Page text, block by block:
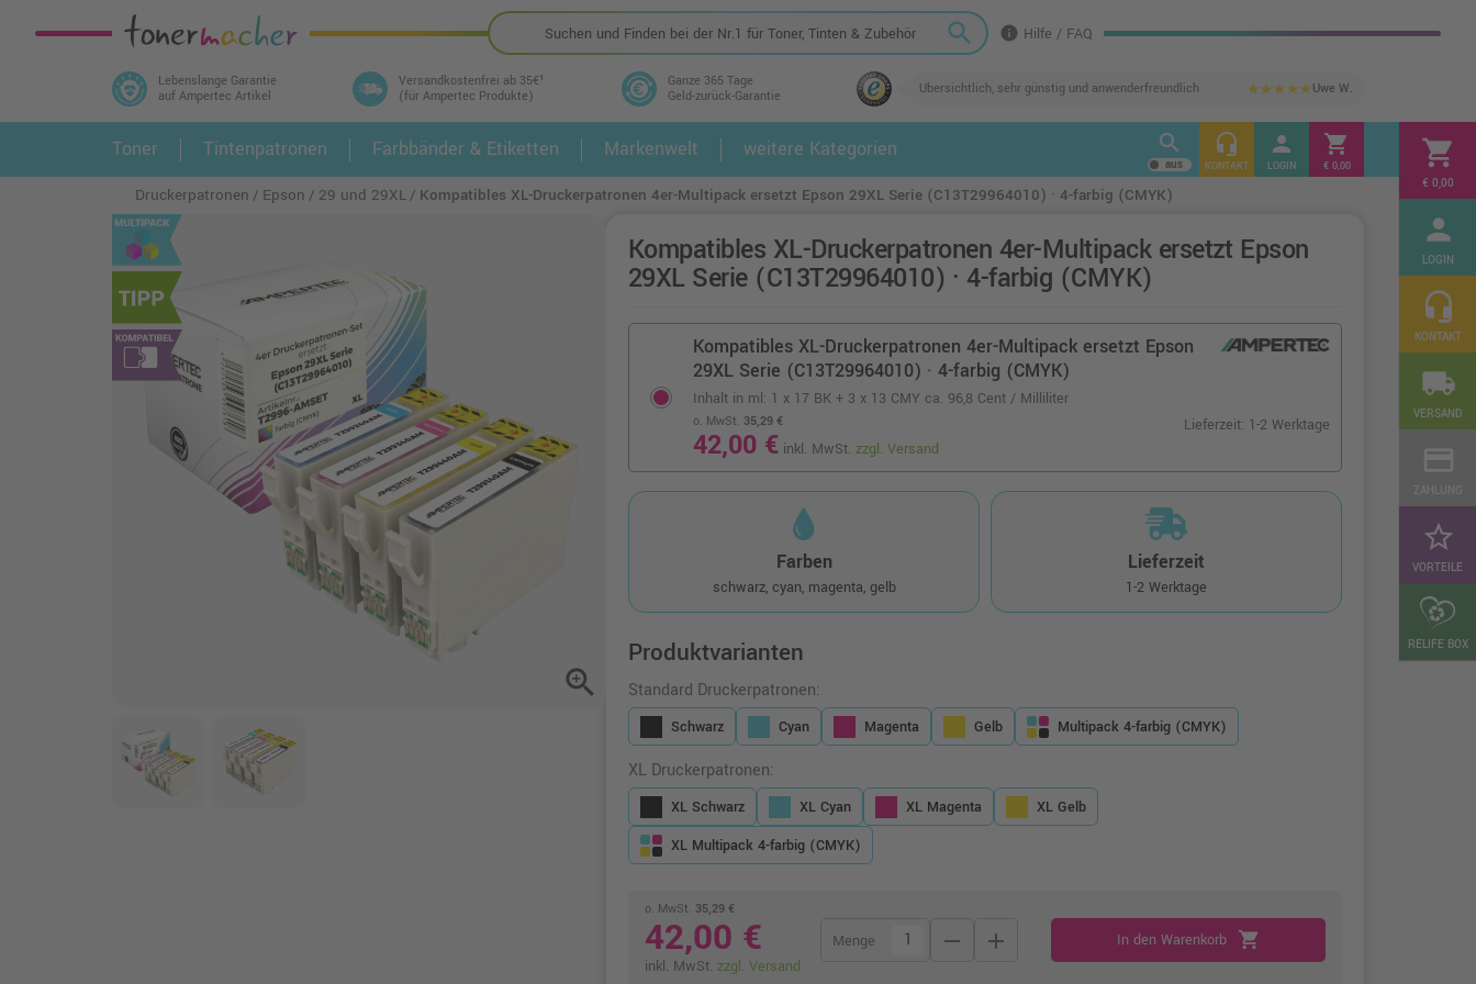
search info Hilfe / FAQ
Lebenslange Garantie
auf Ampertec Artikel
Versandkostenfrei ab 35€¹
(für Ampertec Produkte)
Ganze 365 Tage
Geld-zurück-Garantie
Übersichtlich, sehr günstig und anwenderfreundlich star star star star star Uwe W.
shopping_cart
€ 0,00
person
LOGIN
headset_mic
KONTAKT
local_shipping
VERSAND
star_border
VORTEILE
RELIFE BOX
In 3 einfachen Schritten ihr Druckermodell
und alle dazu passenden Artikel finden ➤ 1. 2.
Toner Tintenpatronen Farbbänder & Etiketten Markenwelt weitere Kategorien search headset_mic
KONTAKT
person
LOGIN
shopping_cart
€ 0,00
Druckerpatronen Epson 29 und 29XL Kompatibles XL-Druckerpatronen 4er-Multipack ersetzt Epson 29XL Serie (C13T29964010) · 4-farbig (CMYK)
zoom_in
Kompatibles XL-Druckerpatronen 4er-Multipack ersetzt Epson
29XL Serie (C13T29964010) · 4-farbig (CMYK)
Kompatibles XL-Druckerpatronen 4er-Multipack ersetzt Epson
29XL Serie (C13T29964010) · 4-farbig (CMYK)
Inhalt in ml: 1 x 17 BK + 3 x 13 CMY ca. 96,8 Cent / Milliliter
o. MwSt. 35,29 €
42,00 € inkl. MwSt. zzgl. Versand
Lieferzeit: 1-2 Werktage
Farben
schwarz, cyan, magenta, gelb
Lieferzeit
1-2 Werktage
Produktvarianten
Standard Druckerpatronen:
Schwarz Cyan Magenta Gelb Multipack 4-farbig (CMYK)
XL Druckerpatronen:
XL Schwarz XL Cyan XL Magenta
XL Gelb
XL Multipack 4-farbig (CMYK)
o. MwSt. 35,29 €
42,00 €
inkl. MwSt. zzgl. Versand
Menge remove add In den Warenkorb shopping_cart